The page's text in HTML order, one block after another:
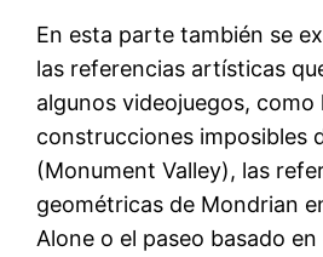
En esta parte también se
las referencias artísticas
algunos videojuegos, como
construcciones imposibles
(Monument Valley), las
geométricas de Mondrian
Alone o el paseo basado